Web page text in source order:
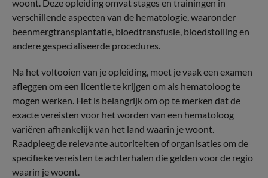
woont. Deze opleiding omvat stages en trainingen in
verschillende aspecten van de hematologie, waaronder
beenmergtransplantatie, bloedtransfusie, bloedstolling en
andere gespecialiseerde procedures.
Na het voltooien van je opleiding, moet je vaak een examen
afleggen om een licentie te krijgen om als hematoloog te
mogen werken. Het is belangrijk om op te merken dat de
exacte vereisten voor het worden van een hematoloog
variëren afhankelijk van het land waarin je woont.
Raadpleeg de relevante autoriteiten of organisaties om de
specifieke vereisten te achterhalen die gelden voor de regio
waarin je woont.